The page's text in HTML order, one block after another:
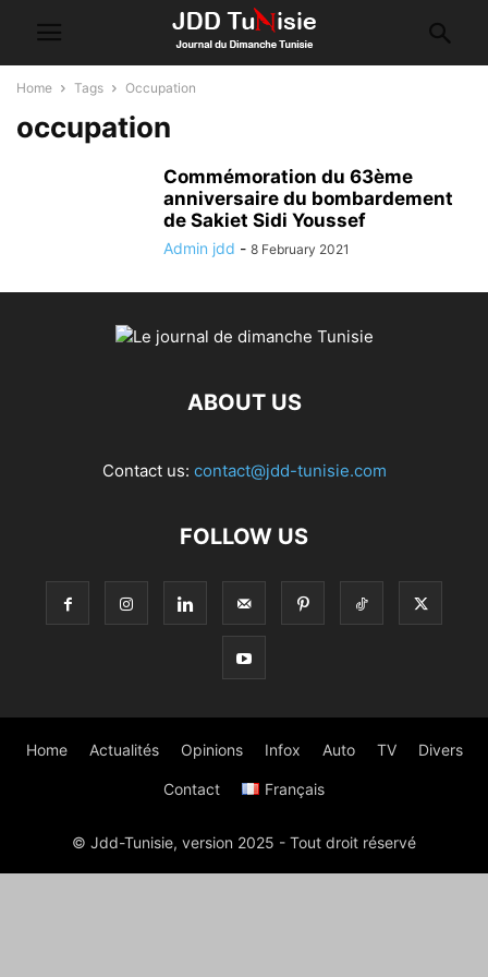
Home Tags Occupation
occupation
Commémoration du 63ème
anniversaire du bombardement
de Sakiet Sidi Youssef
Admin jdd - 8 February 2021
ABOUT US
Contact us: contact@jdd-tunisie.com
FOLLOW US
Home Actualités Opinions Infox Auto TV Divers
Contact Français
© Jdd-Tunisie, version 2025 - Tout droit réservé